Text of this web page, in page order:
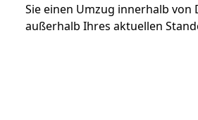
Sie einen Umzug innerhalb
außerhalb Ihres aktuellen